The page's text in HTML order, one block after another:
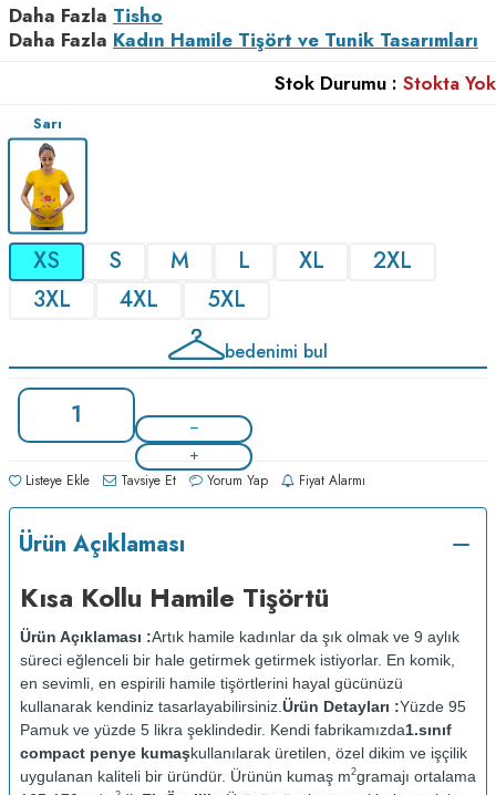
Daha Fazla Tisho
Daha Fazla Kadın Hamile Tişört ve Tunik Tasarımları
Stok Durumu : Stokta Yok
Sarı
XS S M L XL
2XL
3XL
4XL 5XL
bedenimi bul
Listeye Ekle Tavsiye Et Yorum Yap Fiyat Alarmı
Ürün Açıklaması
Kısa Kollu Hamile Tişörtü
Ürün Açıklaması :Artık hamile kadınlar da şık olmak ve 9 aylık
süreci eğlenceli bir hale getirmek getirmek istiyorlar. En komik,
en sevimli, en espirili hamile tişörtlerini hayal gücünüzü
kullanarak kendiniz tasarlayabilirsiniz. Ürün Detayları :Yüzde 95
Pamuk ve yüzde 5 likra şeklindedir. Kendi fabrikamızda1.sınıf
compact penye kumaşkullanılarak üretilen, özel dikim ve işçilik
uygulanan kaliteli bir üründür. Ürünün kumaş m2gramajı ortalama